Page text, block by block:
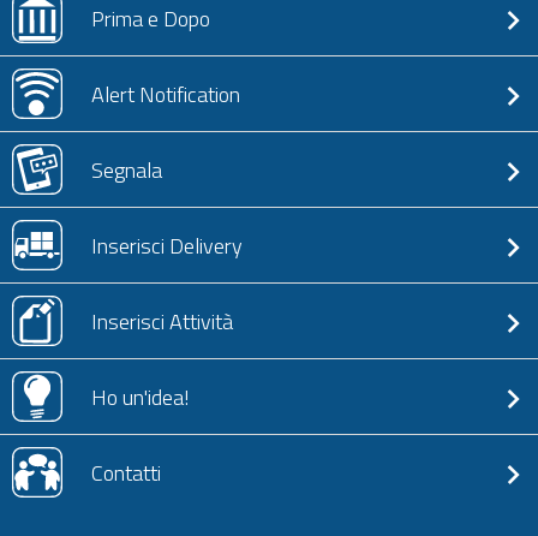
Prima e Dopo
Alert Notification
Segnala
Inserisci Delivery
Inserisci Attività
Ho un'idea!
Contatti